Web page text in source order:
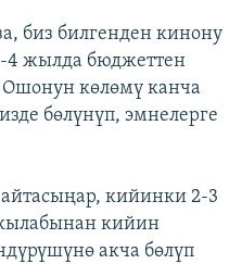
биз билгенден кинону
4 жылда бюджеттен
көлөмү канча
бөлүнүп, эмнелерге
кийинки 2-3
кийин
акча бөлүп